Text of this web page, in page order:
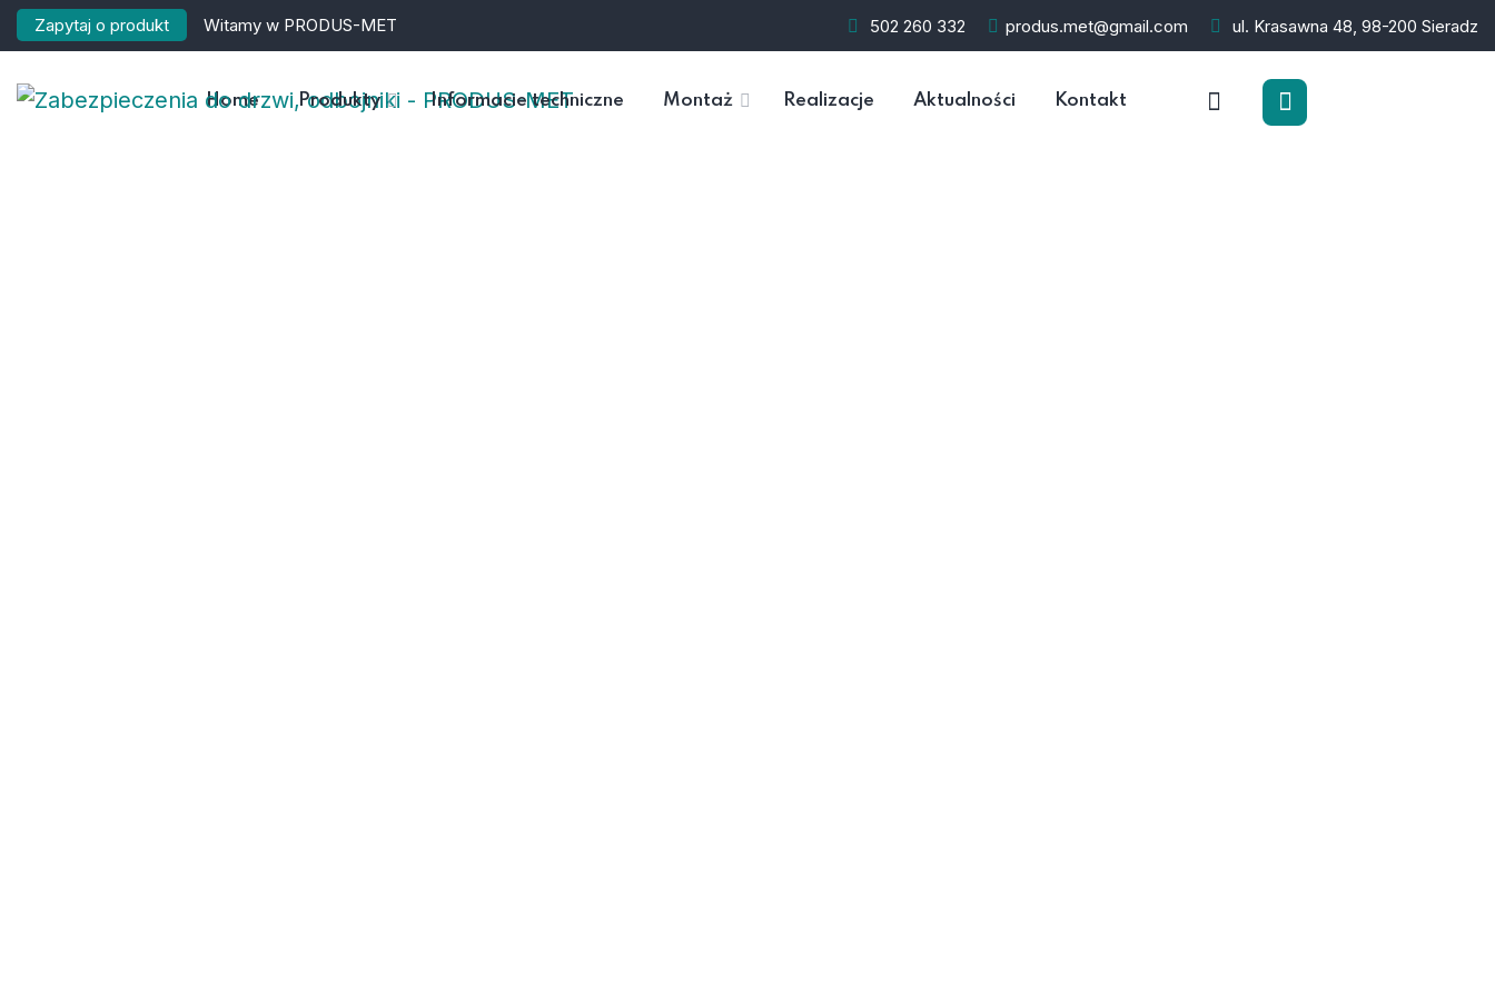
Zapytaj o produkt Witamy w PRODUS-MET 502 260 332 produs.met@gmail.com ul. Krasawna 48, 98-200 Sieradz
Home Produkty Informacie techniczne Montaż Realizacje Aktualności Kontakt